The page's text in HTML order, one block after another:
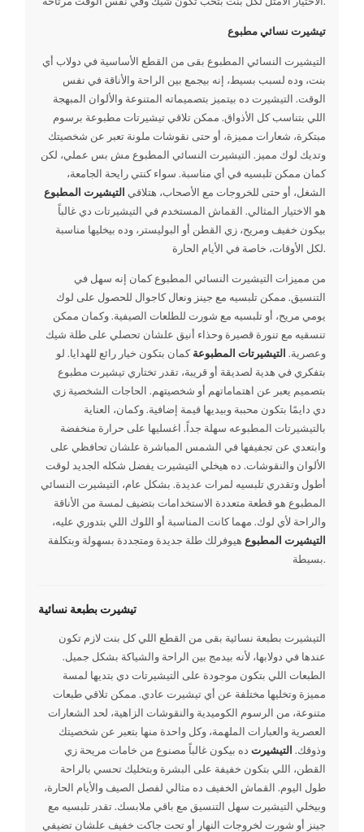
تيشيرت نسائي مطبوع
التيشيرت النسائي المطبوع بقى من القطع الأساسية في دولاب أي
بنت، وده لسبب بسيط، إنه بيجمع بين الراحة والأناقة في نفس
الوقت. التيشيرت ده بيتميز بتصميماته المتنوعة والألوان المبهجة
اللي بتناسب كل الأذواق. ممكن تلاقي تيشيرتات مطبوعة برسوم
مبتكرة، شعارات مميزة، أو حتى نقوشات ملونة تعبر عن شخصيتك
وتديك لوك مميز. التيشيرت النسائي المطبوع مش بس عملي، لكن
كمان ممكن تلبسيه في أي مناسبة. سواء كنتي رايحة الجامعة،
الشغل، أو حتى للخروجات مع الأصحاب، هتلاقي التيشيرت المطبوع
هو الاختيار المثالي. القماش المستخدم في التيشيرتات دي غالباً
بيكون خفيف ومريح، زي القطن أو البوليستر، وده بيخليها مناسبة
لكل الأوقات، خاصة في الأيام الحارة.
من مميزات التيشيرت النسائي المطبوع كمان إنه سهل في
التنسيق. ممكن تلبسيه مع جينز ونعال كاجوال للحصول على لوك
يومي مريح، أو تلبسيه مع شورت للطلعات الصيفية. وكمان ممكن
تنسقيه مع تنورة قصيرة وحذاء أنيق علشان تحصلي على طلة شيك
وعصرية. التيشيرتات المطبوعةكمان بتكون خيار رائع للهدايا. لو
بتفكري في هدية لصديقة أو قريبة، تقدر تختاري تيشيرت مطبوع
بتصميم يعبر عن اهتماماتهم أو شخصيتهم. الحاجات الشخصية زي
دي دايمًا بتكون محببة وبيديها قيمة إضافية. وكمان، العناية
بالتيشيرتات المطبوعه سهلة جداً. اغسليها على حرارة منخفضة
وابتعدي عن تجفيفها في الشمس المباشرة علشان تحافظي على
الألوان والنقوشات. ده هيخلي التيشيرت يفضل شكله الجديد لوقت
أطول وتقدري تلبسيه لمرات عديدة. بشكل عام، التيشيرت النسائي
المطبوع هو قطعة متعددة الاستخدامات بتضيف لمسة من الأناقة
والراحة لأي لوك. مهما كانت المناسبة أو اللوك اللي بتدوري عليه،
التيشيرت المطبوع هيوفرلك طلة جديدة ومتجددة بسهولة وبتكلفة
بسيطة.
تيشيرت بطبعة نسائية
التيشيرت بطبعة نسائية بقى من القطع اللي كل بنت لازم تكون
عندها في دولابها، لأنه بيدمج بين الراحة والشياكة بشكل جميل.
الطبعات اللي بتكون موجودة على التيشيرتات دي بتديها لمسة
مميزة وتخليها مختلفة عن أي تيشيرت عادي. ممكن تلاقي طبعات
متنوعة، من الرسوم الكوميدية والنقوشات الزاهية، لحد الشعارات
العصرية والعبارات الملهمة، وكل واحدة منها بتعبر عن شخصيتك
وذوقك. التيشيرت ده بيكون غالباً مصنوع من خامات مريحة زي
القطن، اللي بتكون خفيفة على البشرة وبتخليك تحسي بالراحة
طول اليوم. القماش الخفيف ده مثالي لفصل الصيف والأيام الحارة،
وبيخلي التيشيرت سهل التنسيق مع باقي ملابسك. تقدر تلبسيه مع
جينز أو شورت لخروجات النهار أو تحت جاكت خفيف علشان تضيفي